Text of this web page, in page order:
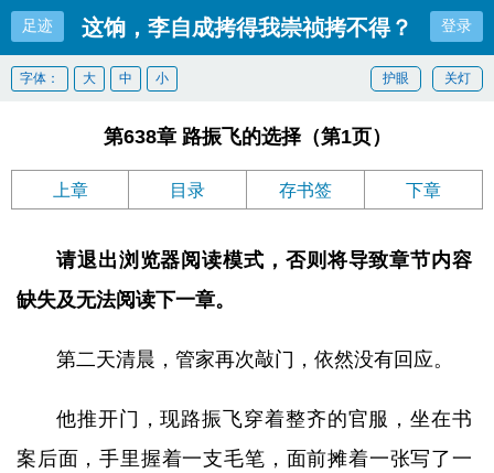
足迹 这饷，李自成拷得我崇祯拷不得？ 登录
关灯
护眼
字体： 大 中 小
第638章 路振飞的选择（第1页）
上章 目录 存书签 下章
请退出浏览器阅读模式，否则将导致章节内容
缺失及无法阅读下一章。
第二天清晨，管家再次敲门，依然没有回应。
他推开门，现路振飞穿着整齐的官服，坐在书
案后面，手里握着一支毛笔，面前摊着一张写了一